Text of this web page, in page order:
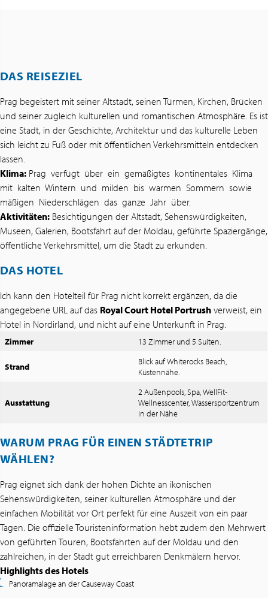
DAS REISEZIEL
Prag begeistert mit seiner Altstadt, seinen Türmen, Kirchen, Brücken
und seiner zugleich kulturellen und romantischen Atmosphäre. Es ist
eine Stadt, in der Geschichte, Architektur und das kulturelle Leben
sich leicht zu Fuß oder mit öffentlichen Verkehrsmitteln entdecken
lassen.
Klima: Prag verfügt über ein gemäßigtes kontinentales Klima
mit kalten Wintern und milden bis warmen Sommern sowie
mäßigen Niederschlägen das ganze Jahr über.
Aktivitäten: Besichtigungen der Altstadt, Sehenswürdigkeiten,
Museen, Galerien, Bootsfahrt auf der Moldau, geführte Spaziergänge,
öffentliche Verkehrsmittel, um die Stadt zu erkunden.
DAS HOTEL
Ich kann den Hotelteil für Prag nicht korrekt ergänzen, da die
angegebene URL auf das Royal Court Hotel Portrush verweist, ein
Hotel in Nordirland, und nicht auf eine Unterkunft in Prag.
Zimmer 13 Zimmer und 5 Suiten.
Strand
Blick auf Whiterocks Beach,
Küstennähe.
Ausstattung
2 Außenpools, Spa, WellFit-
Wellnesscenter, Wassersportzentrum
in der Nähe
WARUM PRAG FÜR EINEN STÄDTETRIP
WÄHLEN?
Prag eignet sich dank der hohen Dichte an ikonischen
Sehenswürdigkeiten, seiner kulturellen Atmosphäre und der
einfachen Mobilität vor Ort perfekt für eine Auszeit von ein paar
Tagen. Die offizielle Touristeninformation hebt zudem den Mehrwert
von geführten Touren, Bootsfahrten auf der Moldau und den
zahlreichen, in der Stadt gut erreichbaren Denkmälern hervor.
Highlights des Hotels
Panoramalage an der Causeway Coast